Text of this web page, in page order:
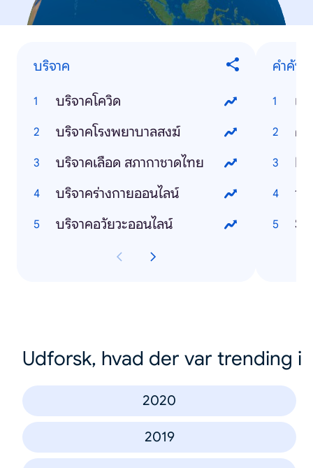
บริจาค
บริจาคโควิด
บริจาคโรงพยาบาลสงฆ์
บริจาคเลือด สภากาชาดไทย
บริจาคร่างกายออนไลน์
บริจาคอวัยวะออนไลน์
คำค้น
เร
ค
วัค
Udforsk, hvad der var trending i
2020
2019